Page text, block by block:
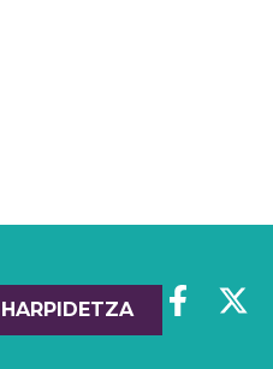
HARPIDETZA